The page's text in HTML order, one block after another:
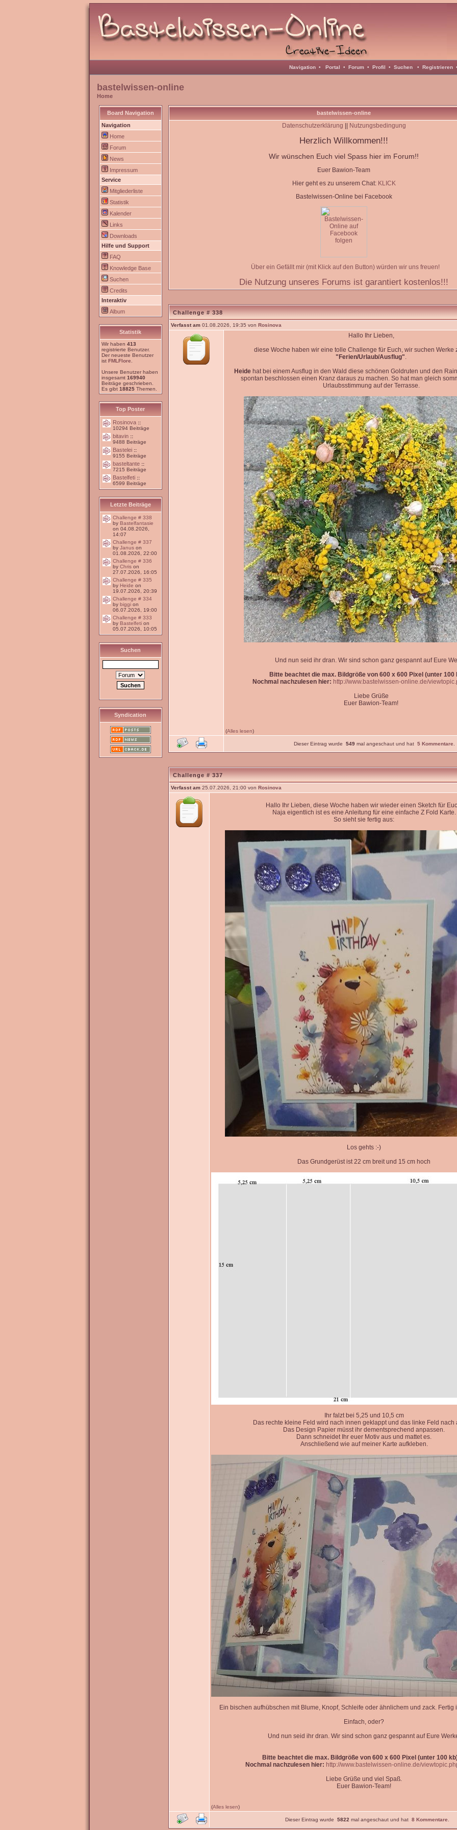
Navigation• Portal • Forum• Profil • Suchen• Registrieren
bastelwissen-online
Home
Board Navigation
Navigation
Home
Forum
News
Impressum
Service
Mitgliederliste
Statistik
Kalender
Links
Downloads
Hilfe und Support
FAQ
Knowledge Base
Suchen
Credits
Interaktiv
Album
Statistik
Wir haben 413
registrierte Benutzer.
Der neueste Benutzer
ist FMLFlore
Unsere Benutzer haben
insgesamt 169940
Beiträge geschrieben.
Es gibt 18825Themen.
Top Poster
Rosinova ::
10294 Beiträge
bitavin ::
9488 Beiträge
Bastelei ::
9155 Beiträge
basteltante ::
7215 Beiträge
Bastelfeti ::
6599 Beiträge
Letzte Beiträge
Challenge # 338
by Bastelfantasie
on 04.08.2026,
14:07
Challenge # 337
by Januson
01.08.2026, 22:00
Challenge # 336
by Chrison
27.07.2026, 16:05
Challenge # 335
by Heide on
19.07.2026, 20:39
Challenge # 334
by biggion
06.07.2026, 19:00
Challenge # 333
by Bastelfetion
05.07.2026, 10:05
Suchen
Syndication
bastelwissen-online
Datenschutzerklärung Nutzungsbedingung
Herzlich Willkommen!!!
Wir wünschen Euch viel Spass hier im Forum!!
Euer Bawion-Team
Hier geht es zu unserem Chat: KLICK
Bastelwissen-Online bei Facebook
Über ein Gefällt mir (mit Klick auf den Button) würden wir uns freuen!
Die Nutzung unseres Forums ist garantiert kostenlos!!!
Challenge # 338
Verfasst am01.08.2026, 19:35 von Rosinova
Hallo Ihr Lieben,
diese Woche haben wir eine tolle Challenge für Euch, wir suchen Werke
"Ferien/Urlaub/Ausflug".
Heide hat bei einem Ausflug in den Wald diese schönen Goldruten und den
spontan beschlossen einen Kranz daraus zu machen. So hat man gleich
Urlaubsstimmung auf der Terrasse.
Und nun seid ihr dran. Wir sind schon ganz gespannt auf Eure
Bitte beachtet die max. Bildgröße von 600 x 600 Pixel (unter 100
Nochmal nachzulesen hier: http://www.bastelwissen-online.de/
Liebe Grüße
Euer Bawion-Team!
(Alles lesen)
Dieser Eintrag wurde 549mal angeschaut und hat 5 Kommentare
Challenge # 337
Verfasst am25.07.2026, 21:00 von Rosinova
Hallo Ihr Lieben, diese Woche haben wir wieder einen Sketch für
Naja eigentlich ist es eine Anleitung für eine einfache Z Fold Karte.
So sieht sie fertig aus:
Los gehts :-)
Das Grundgerüst ist 22 cm breit und 15 cm hoch
Ihr falzt bei 5,25 und 10,5 cm
Das rechte kleine Feld wird nach innen geklappt und das linke Feld nach
Das Design Papier müsst ihr dementsprechend anpassen.
Dann schneidet Ihr euer Motiv aus und mattet es.
Anschließend wie auf meiner Karte aufkleben.
Ein bischen aufhübschen mit Blume, Knopf, Schleife oder ähnlichem und zack. Fertig
Einfach, oder?
Und nun seid ihr dran. Wir sind schon ganz gespannt auf Eure
Bitte beachtet die max. Bildgröße von 600 x 600 Pixel (unter 100
Nochmal nachzulesen hier: http://www.bastelwissen-online.de/
Liebe Grüße und viel Spaß.
Euer Bawion-Team!
(Alles lesen)
Dieser Eintrag wurde 5822 mal angeschaut und hat 8 Kommentare